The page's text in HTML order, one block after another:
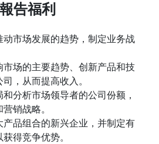
報告福利
市场发展的趋势，制定业务战
市场的主要趋势、创新产品和技
，从而提高收入。
分析市场领导者的公司份额，
销战略。
品组合的新兴企业，并制定有
得竞争优势。